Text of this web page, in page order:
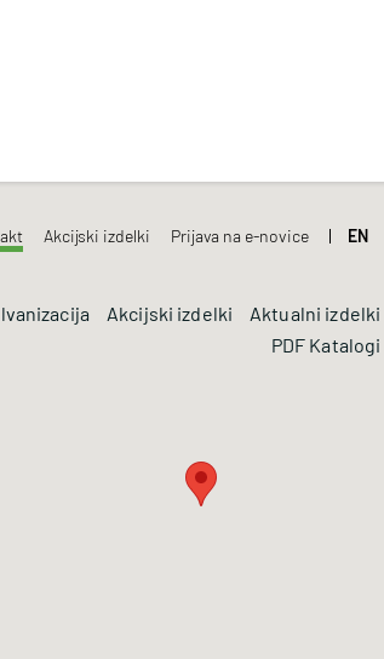
Akcijski izdelki Prijava na e-novice EN
Akcijski izdelki Aktualni izdelki
PDF Katalogi